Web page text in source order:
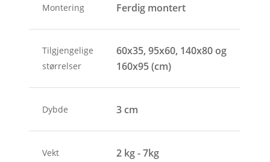
Montering Ferdig montert
Tilgjengelige
størrelser
60x35, 95x60, 140x80 og
160x95 (cm)
Dybde 3 cm
Vekt 2 kg - 7kg